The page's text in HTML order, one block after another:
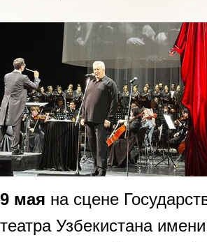
9 мая на сцене
театра Узбекистана